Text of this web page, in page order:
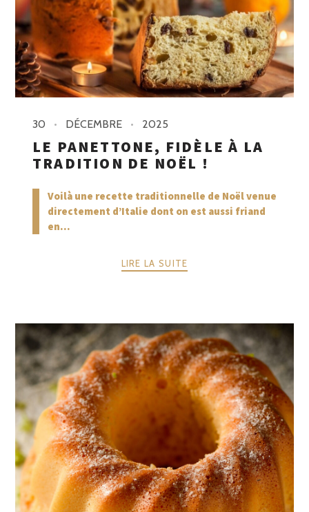
30 DÉCEMBRE 2025
LE PANETTONE, FIDÈLE À LA
TRADITION DE NOËL !
Voilà une recette traditionnelle de Noël venue
directement d’Italie dont on est aussi friand
en...
LIRE LA SUITE